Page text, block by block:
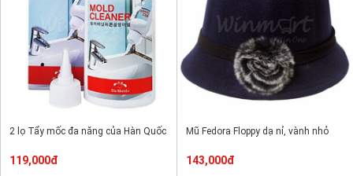
2 lọ Tẩy mốc đa năng của Hàn Quốc
119,000đ
Mũ Fedora Floppy dạ nỉ, vành nhỏ
143,000đ